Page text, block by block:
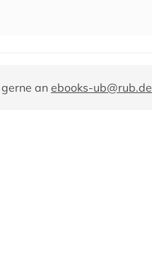
an ebooks-ub@rub.de